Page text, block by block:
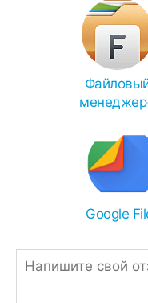
Для инсталляции
Total
XAPK Installer-
- APK(S).
Чем распаковать
Иногда браузеры
APK в ZIP,
Однако, если
Google